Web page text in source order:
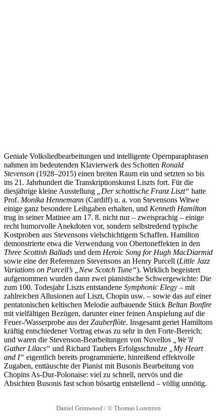
Geniale Volksliedbearbeitungen und intelligente Opernparaphrasen
nahmen im bedeutenden Klavierwerk des Schotten Ronald
Stevenson (1928–2015) einen breiten Raum ein und setzten so bis
ins 21. Jahrhundert die Transkriptionskunst Liszts fort. Für die
diesjährige kleine Ausstellung
„Der schottische Franz Liszt“ hatte
Prof. Monika Hennemann (Cardiff) u. a. von Stevensons Witwe
einige ganz besondere Leihgaben erhalten, und Kenneth Hamilton
trug in seiner Matinee am 17. 8. nicht nur – zweisprachig – einige
recht humorvolle Anekdoten vor, sondern selbstredend typische
Kostproben aus Stevensons vielschichtigem Schaffen. Hamilton
demonstrierte etwa die Verwendung von Obertoneffekten in den
Three Scottish Ballads und dem Heroic Song for Hugh MacDiarmid
sowie eine der Referenzen Stevensons an Henry Purcell (Little Jazz
Variations on Purcell’s „New Scotch Tune“). Wirklich begeistert
aufgenommen wurden dann zwei pianistische Schwergewichte: Die
zum 100. Todesjahr Liszts entstandene Symphonic Elegy – mit
zahlreichen Allusionen auf Liszt, Chopin usw. – sowie das auf einer
pentatonischen keltischen Melodie aufbauende Stück Beltan Bonfire
mit vielfältigen Bezügen, darunter einer feinen Anspielung auf die
Feuer-/Wasserprobe aus derZauberflöte. Insgesamt geriet Hamiltons
kräftig entschiedener Vortrag etwas zu sehr in den Forte-Bereich;
und waren die Stevenson-Bearbeitungen von Novellos
„We’ll
Gather Lilacs“ und Richard Taubers Erfolgsschnulze
„My Heart
and I“ eigentlich bereits programmierte, hinreißend effektvolle
Zugaben, enttäuschte der Pianist mit Busonis Bearbeitung von
Chopins As-Dur-Polonaise: viel zu schnell, nervös und die
Absichten Busonis fast schon bösartig entstellend – völlig unnötig.
Daniel Grimwood / © Thomas Lorenzen